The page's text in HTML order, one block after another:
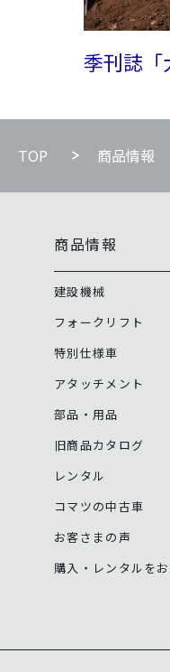
季刊誌「
TOP 商品情報
商品情報
建設機械
フォークリフト
特別仕様車
アタッチメント
部品・用品
旧商品カタログ
レンタル
コマツの中古車
お客さまの声
購入・レンタルを